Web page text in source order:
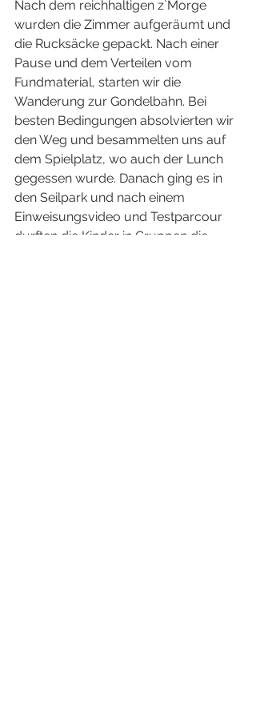
Nach dem reichhaltigen z`Morge
wurden die Zimmer aufgeräumt und
die Rucksäcke gepackt. Nach einer
Pause und dem Verteilen vom
Fundmaterial, starten wir die
Wanderung zur Gondelbahn. Bei
besten Bedingungen absolvierten wir
den Weg und besammelten uns auf
dem Spielplatz, wo auch der Lunch
gegessen wurde. Danach ging es in
den Seilpark und nach einem
Einweisungsvideo und Testparcour
durften die Kinder in Gruppen die